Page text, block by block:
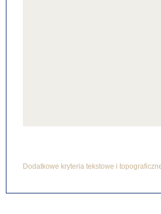
Dodatkowe kryteria tekstowe i